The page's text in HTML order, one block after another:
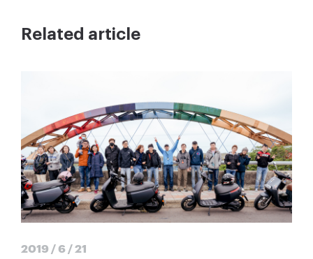
Related article
2019 / 6 / 21